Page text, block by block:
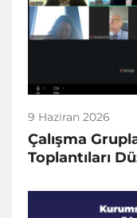
9 Haziran 2026
Çalışma
Toplantıları